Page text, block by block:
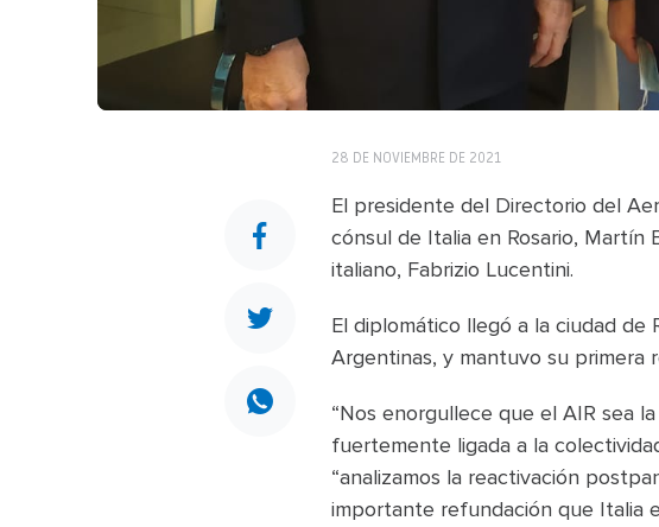
28 DE NOVIEMBRE DE 2021
El presidente del Directorio del
cónsul de Italia en Rosario,
italiano, Fabrizio Lucentini.
El diplomático llegó a la ciudad de
Argentinas, y mantuvo su primera
“Nos enorgullece que el AIR sea
fuertemente ligada a la
“analizamos la reactivación
importante refundación que Italia